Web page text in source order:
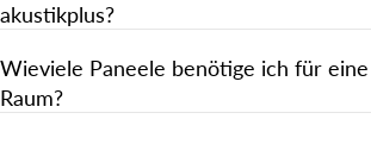
akustikplus?
Wieviele Paneele benötige ich für eine
Raum?